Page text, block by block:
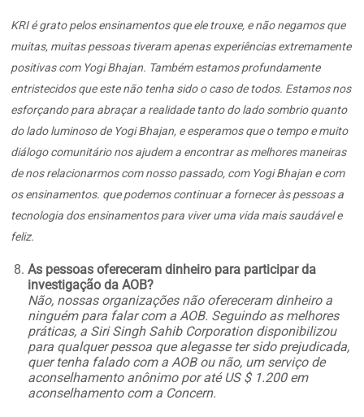
KRI é grato pelos ensinamentos que ele trouxe, e não negamos que
muitas, muitas pessoas tiveram apenas experiências extremamente
positivas com Yogi Bhajan. Também estamos profundamente
entristecidos que este não tenha sido o caso de todos. Estamos nos
esforçando para abraçar a realidade tanto do lado sombrio quanto
do lado luminoso de Yogi Bhajan, e esperamos que o tempo e muito
diálogo comunitário nos ajudem a encontrar as melhores maneiras
de nos relacionarmos com nosso passado, com Yogi Bhajan e com
os ensinamentos. que podemos continuar a fornecer às pessoas a
tecnologia dos ensinamentos para viver uma vida mais saudável e
feliz.
As pessoas ofereceram dinheiro para participar da
investigação da AOB?
Não, nossas organizações não ofereceram dinheiro a
ninguém para falar com a AOB. Seguindo as melhores
práticas, a Siri Singh Sahib Corporation disponibilizou
para qualquer pessoa que alegasse ter sido prejudicada,
quer tenha falado com a AOB ou não, um serviço de
aconselhamento anônimo por até US $ 1.200 em
aconselhamento com a Concern.